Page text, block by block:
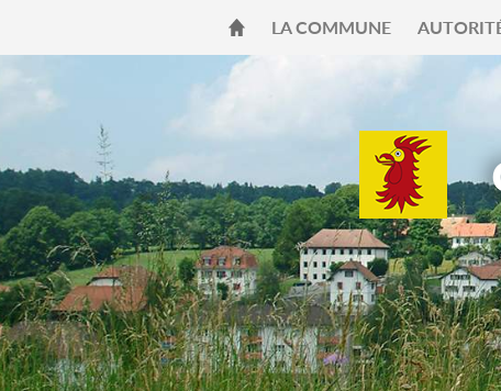
LA COMMUNE